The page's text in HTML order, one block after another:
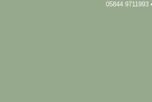
05844 9711993